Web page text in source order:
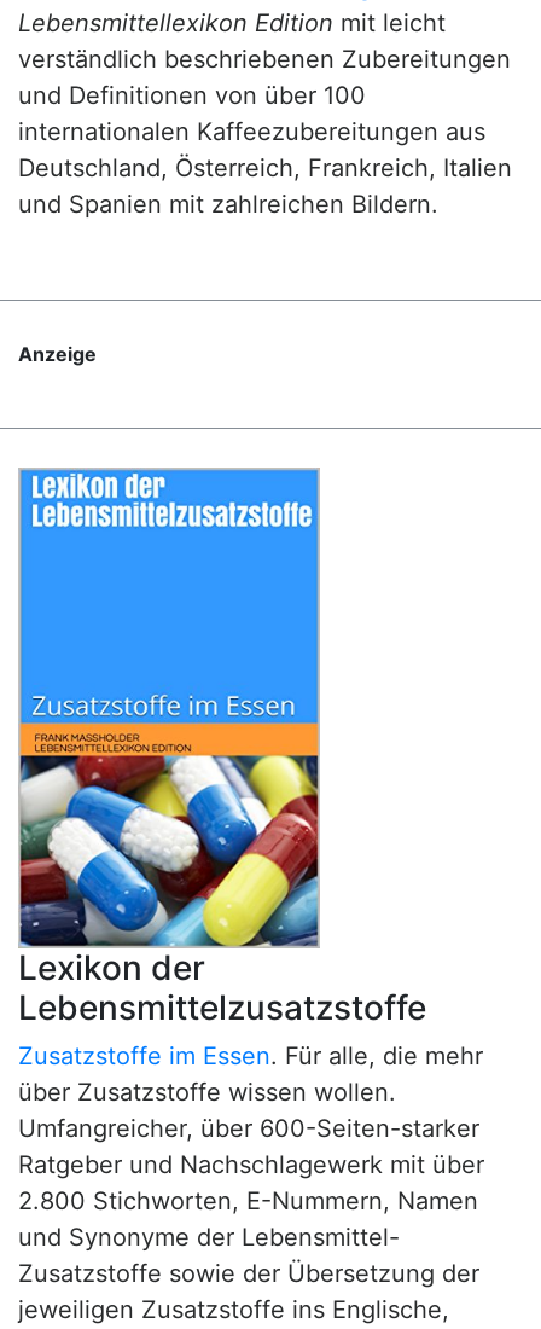
Lebensmittellexikon Edition mit leicht
verständlich beschriebenen Zubereitungen
und Definitionen von über 100
internationalen Kaffeezubereitungen aus
Deutschland, Österreich, Frankreich, Italien
und Spanien mit zahlreichen Bildern.
Anzeige
Lexikon der
Lebensmittelzusatzstoffe
Zusatzstoffe im Essen. Für alle, die mehr
über Zusatzstoffe wissen wollen.
Umfangreicher, über 600-Seiten-starker
Ratgeber und Nachschlagewerk mit über
2.800 Stichworten, E-Nummern, Namen
und Synonyme der Lebensmittel-
Zusatzstoffe sowie der Übersetzung der
jeweiligen Zusatzstoffe ins Englische,